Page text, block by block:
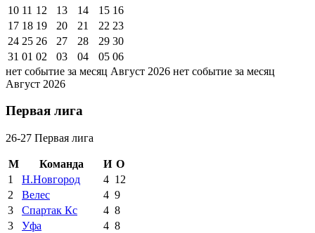
10 11 12 13 14 15 16
17 18 19 20 21 22 23
24 25 26 27 28 29 30
31 01 02 03 04 05 06
нет событие за месяц Август 2026 нет событие за месяц
Август 2026
Первая лига
26-27 Первая лига
М Команда И О
1
Н.Новгород 4 12
2
Велес 4 9
3
Спартак Кс 4 8
3
Уфа 4 8